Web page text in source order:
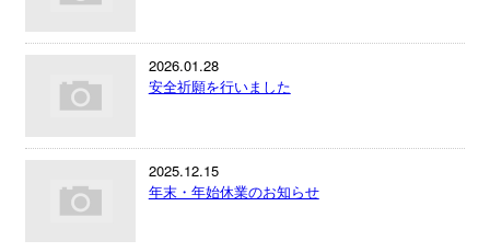
2026.01.28
安全祈願を行いました
2025.12.15
年末・年始休業のお知らせ